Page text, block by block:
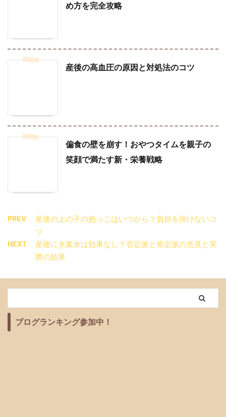
め方を完全攻略
産後の高血圧の原因と対処法のコツ
偏食の壁を崩す！おやつタイムを親子の
笑顔で満たす新・栄養戦略
PREV
産後の上の子の抱っこはいつから？負担を掛けないコ
ツ
NEXT
産後に水素水は効果なし？否定派と肯定派の意見と実
際の効果
ブログランキング参加中！